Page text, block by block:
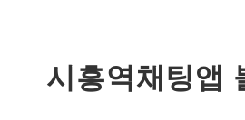
시흥역채팅앱